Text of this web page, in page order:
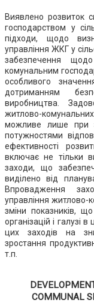
Виявлено розвиток
господарством у
підходи, щодо
управління ЖКГ у
забезпечення
комунальним
особливого
дотриманням
виробництва.
житлово-
можливе лише при
потужностями
ефективності
включає не тільки
заходи, що
виділено від
Впровадження
управління житлово-
зміни показників,
організацій і галузі
цих заходів на
зростання
т.п.
COMMUNAL